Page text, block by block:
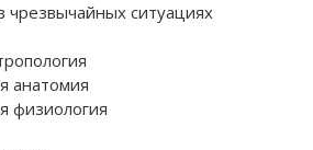
чрезвычайных ситуациях
анатомия
физиология